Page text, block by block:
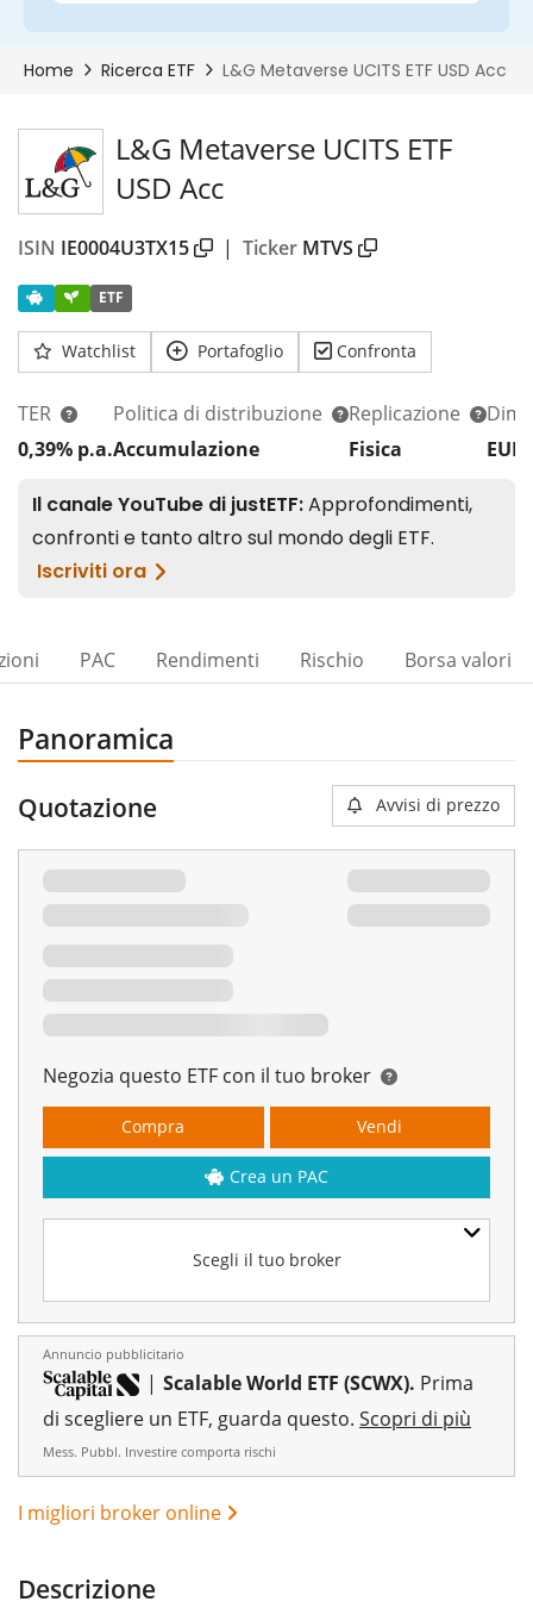
L&G Metaverse UCITS ETF
USD Acc
ISIN IE0004U3TX15 | Ticker MTVS
ETF
Watchlist Portafoglio Confronta
TER
0,39% p.a.
Politica di distribuzione
Accumulazione
Replicazione
Fisica
PAC Rendimenti Rischio Borsa valori
Panoramica
Quotazione Avvisi di prezzo
Negozia questo ETF con il tuo broker
Scegli il tuo broker
Compra Vendi
Crea un PAC
Annuncio pubblicitario
| Scalable World ETF (SCWX). Prima
di scegliere un ETF, guarda questo. Scopri di più
Mess. Pubbl. Investire comporta rischi
I migliori broker online
Descrizione